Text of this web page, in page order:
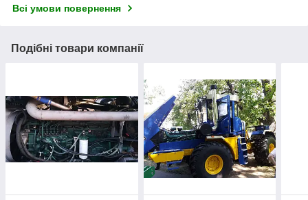
Всі умови повернення
Подібні товари компанії